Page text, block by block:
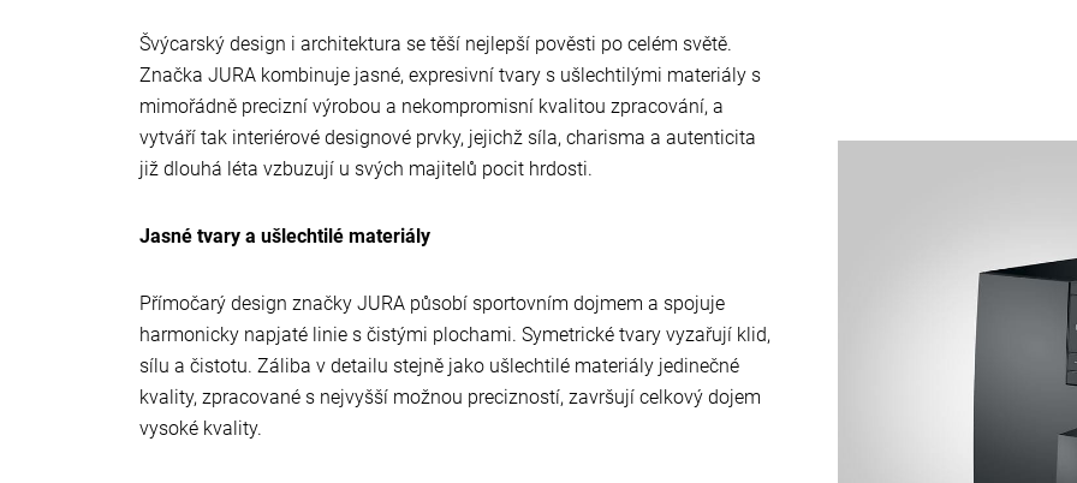
Švýcarský design i architektura se těší nejlepší pověsti po celém světě.
Značka JURA kombinuje jasné, expresivní tvary s ušlechtilými materiály s
mimořádně precizní výrobou a nekompromisní kvalitou zpracování, a
vytváří tak interiérové designové prvky, jejichž síla, charisma a autenticita
již dlouhá léta vzbuzují u svých majitelů pocit hrdosti.
Jasné tvary a ušlechtilé materiály
Přímočarý design značky JURA působí sportovním dojmem a spojuje
harmonicky napjaté linie s čistými plochami. Symetrické tvary vyzařují klid,
sílu a čistotu. Záliba v detailu stejně jako ušlechtilé materiály jedinečné
kvality, zpracované s nejvyšší možnou precizností, završují celkový dojem
vysoké kvality.